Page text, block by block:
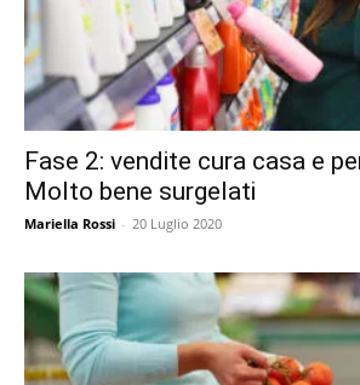
Fase 2: vendite cura casa e
Molto bene surgelati
Mariella Rossi - 20 Luglio 2020